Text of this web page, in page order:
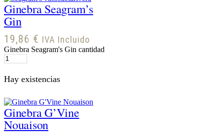
Ginebra Seagram’s
Gin
19,86 € IVA Incluido
Ginebra Seagram's Gin cantidad
Hay existencias
Ginebra G’Vine
Nouaison